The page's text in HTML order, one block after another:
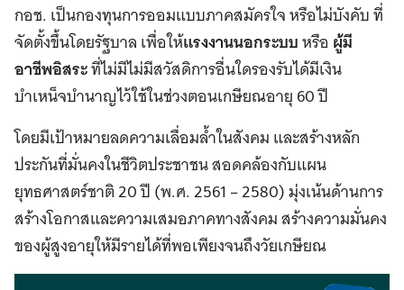
กอช. เป็นกองทุนการออมแบบภาคสมัครใจ หรือไม่บังคับ ที่
จัดตั้งขึ้นโดยรัฐบาล เพื่อให้แรงงานนอกระบบหรือ ผู้มี
อาชีพอิสระที่ไม่มีไม่มีสวัสดิการอื่นใดรองรับได้มีเงิน
บำเหน็จบำนาญไว้ใช้ในช่วงตอนเกษียณอายุ 60 ปี
โดยมีเป้าหมายลดความเลื่อมล้ำในสังคม และสร้างหลัก
ประกันที่มั่นคงในชีวิตประชาชน สอดคล้องกับแผน
ยุทธศาสตร์ชาติ 20 ปี (พ.ศ. 2561 – 2580) มุ่งเน้นด้านการ
สร้างโอกาสและความเสมอภาคทางสังคม สร้างความมั่นคง
ของผู้สูงอายุให้มีรายได้ที่พอเพียงจนถึงวัยเกษียณ